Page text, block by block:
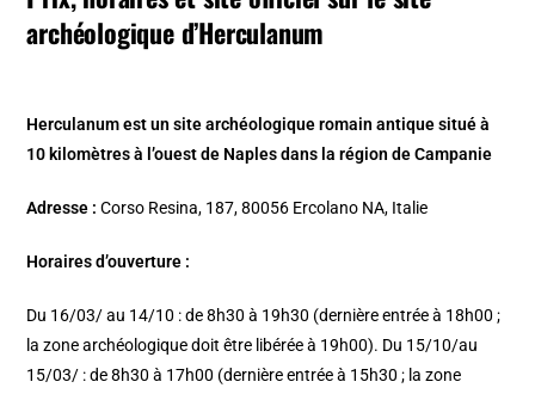
archéologique d’Herculanum
Herculanum est un site archéologique romain antique situé à
10 kilomètres à l’ouest de Naples dans la région de Campanie
Adresse :Corso Resina, 187, 80056 Ercolano NA, Italie
Horaires d’ouverture :
Du 16/03/ au 14/10 : de 8h30 à 19h30 (dernière entrée à 18h00 ;
la zone archéologique doit être libérée à 19h00). Du 15/10/au
15/03/ : de 8h30 à 17h00 (dernière entrée à 15h30 ; la zone